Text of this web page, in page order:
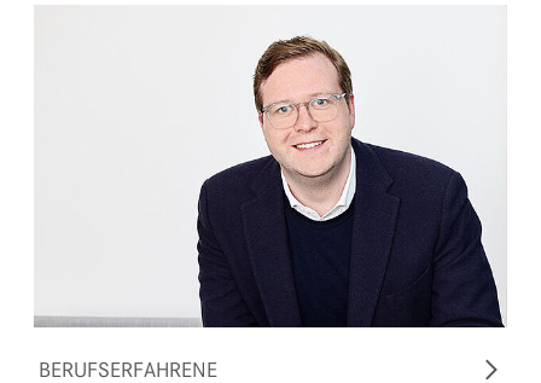
BERUFSERFAHRENE